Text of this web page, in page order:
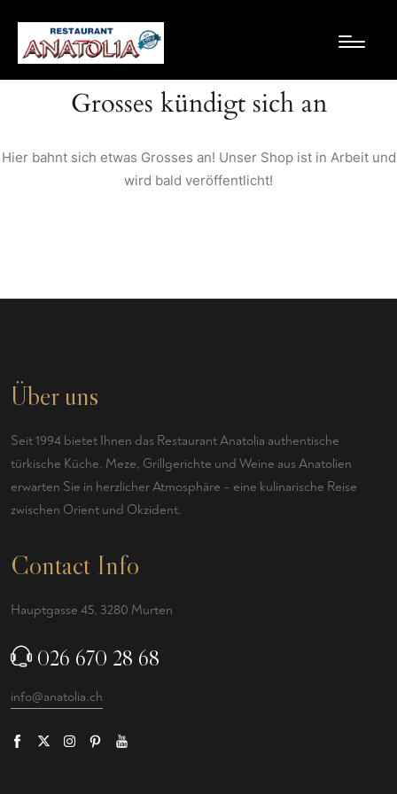
Grosses kündigt sich an
Hier bahnt sich etwas Grosses an! Unser Shop ist in Arbeit und
wird bald veröffentlicht!
Über uns
Seit 1994 bietet Ihnen das Restaurant Anatolia authentische
türkische Küche. Meze, Grillgerichte und Weine aus Anatolien
erwarten Sie in herzlicher Atmosphäre – eine kulinarische Reise
zwischen Orient und Okzident.
Contact Info
Hauptgasse 45, 3280 Murten
026 670 28 68
info@anatolia.ch